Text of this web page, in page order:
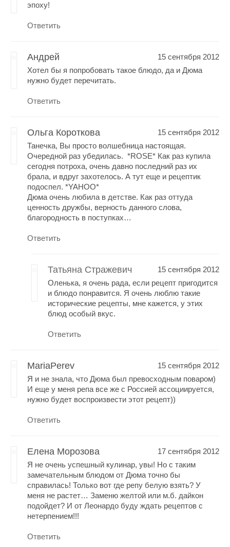
эпоху!
Ответить
Андрей
15 сентября 2012
Хотел бы я попробовать такое блюдо, да и Дюма
нужно будет перечитать.
Ответить
Ольга Короткова
15 сентября 2012
Танечка, Вы просто волшебница настоящая.
Очередной раз убедилась. *ROSE* Как раз купила
сегодня потроха, очень давно последний раз их
брала, и вдруг захотелось. А тут еще и рецептик
подоспел. *YAHOO*
Дюма очень любила в детстве. Как раз оттуда
ценность дружбы, верность данного слова,
благородность в поступках…
Ответить
Татьяна Стражевич
15 сентября 2012
Оленька, я очень рада, если рецепт пригодится
и блюдо понравится. Я очень люблю такие
исторические рецепты, мне кажется, у этих
блюд особый вкус.
Ответить
MariaPerev
15 сентября 2012
Я и не знала, что Дюма был превосходным поваром)
И еще у меня репа все же с Россией ассоциируется,
нужно будет воспроизвести этот рецепт))
Ответить
Елена Морозова
17 сентября 2012
Я не очень успешный кулинар, увы! Но с таким
замечательным блюдом от Дюма точно бы
справилась! Только вот где репу белую взять? У
меня не растет… Заменю желтой или м.б. дайкон
подойдет? И от Леонардо буду ждать рецептов с
нетерпением!!!
Ответить